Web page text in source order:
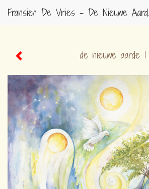
de nieuwe aarde 1